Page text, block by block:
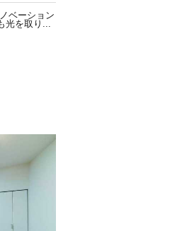
ベーション
光を取り...